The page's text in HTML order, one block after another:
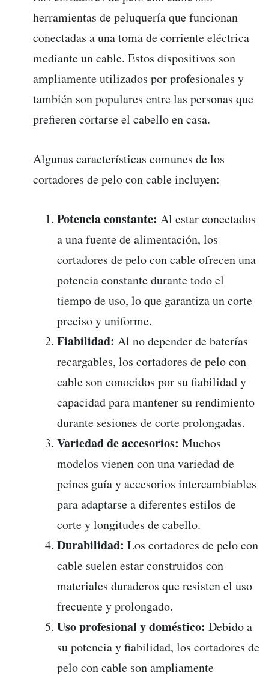
herramientas de peluquería que funcionan
conectadas a una toma de corriente eléctrica
mediante un cable. Estos dispositivos son
ampliamente utilizados por profesionales y
también son populares entre las personas que
prefieren cortarse el cabello en casa.
Algunas características comunes de los
cortadores de pelo con cable incluyen:
Potencia constante: Al estar conectados
a una fuente de alimentación, los
cortadores de pelo con cable ofrecen una
potencia constante durante todo el
tiempo de uso, lo que garantiza un corte
preciso y uniforme.
Fiabilidad: Al no depender de baterías
recargables, los cortadores de pelo con
cable son conocidos por su fiabilidad y
capacidad para mantener su rendimiento
durante sesiones de corte prolongadas.
Variedad de accesorios: Muchos
modelos vienen con una variedad de
peines guía y accesorios intercambiables
para adaptarse a diferentes estilos de
corte y longitudes de cabello.
Durabilidad: Los cortadores de pelo con
cable suelen estar construidos con
materiales duraderos que resisten el uso
frecuente y prolongado.
Uso profesional y doméstico: Debido a
su potencia y fiabilidad, los cortadores de
pelo con cable son ampliamente